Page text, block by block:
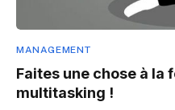
MANAGEMENT
Faites une chose à la
multitasking !